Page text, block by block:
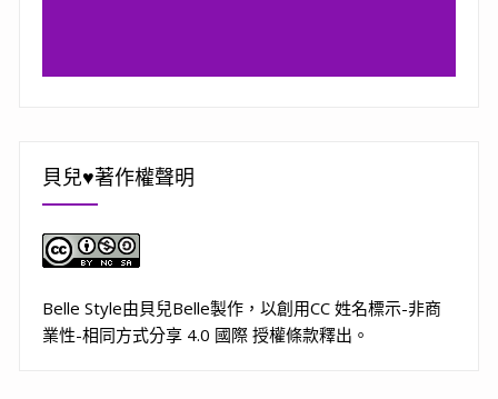
貝兒♥著作權聲明
Belle Style由貝兒Belle製作，以創用CC 姓名標示-非商
業性-相同方式分享 4.0 國際 授權條款釋出。